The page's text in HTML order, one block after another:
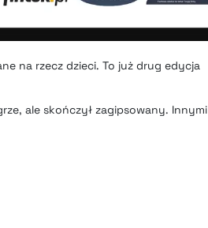
na rzecz dzieci. To już drug edycja
ale skończył zagipsowany. Innymi